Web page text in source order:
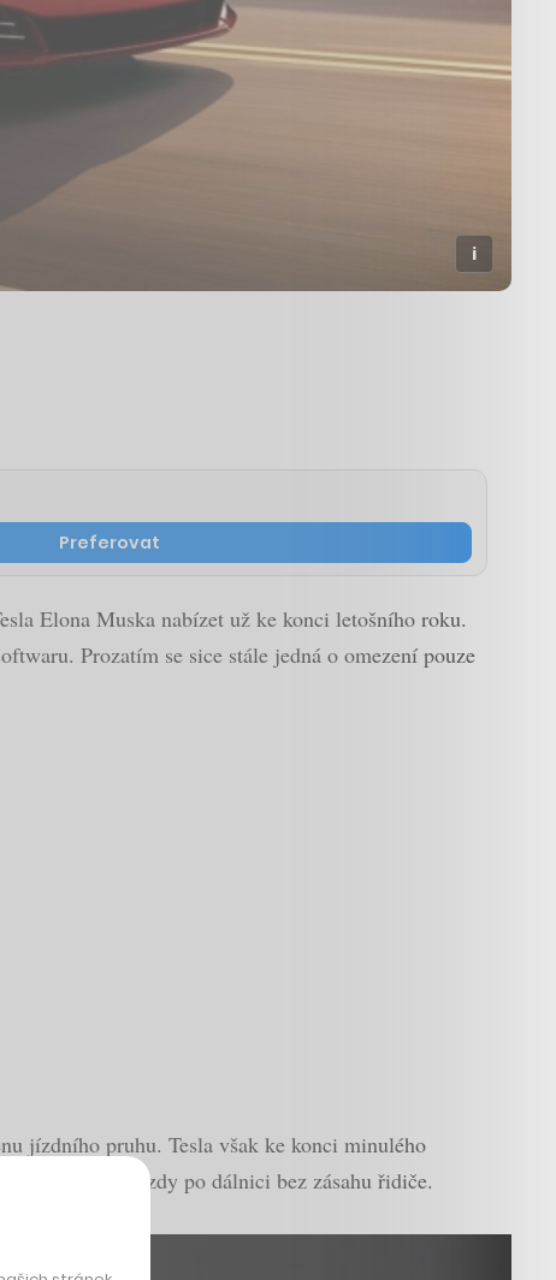
Preferovat
Elona Muska nabízet už ke konci letošního roku.
Prozatím se sice stále jedná o omezení pouze
jízdního pruhu. Tesla však ke konci minulého
autonomní jízdy po dálnici bez zásahu řidiče.